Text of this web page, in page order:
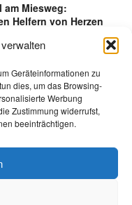
Geräteinformationen zu
dies, um das Browsing-
Werbung
Zustimmung widerrufst,
beeinträchtigen.
am Miesweg:
Helfern von Herzen